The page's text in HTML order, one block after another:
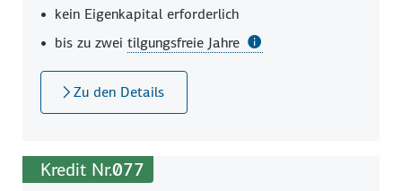
kein Eigenkapital erforderlich
bis zu zweitilgungsfreie Jahre
Zu den Details
Kredit Nr.077